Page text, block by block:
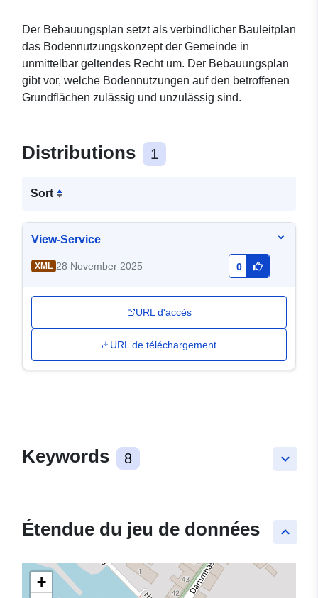
Der Bebauungsplan setzt als verbindlicher Bauleitplan
das Bodennutzungskonzept der Gemeinde in
unmittelbar geltendes Recht um. Der Bebauungsplan
gibt vor, welche Bodennutzungen auf den betroffenen
Grundflächen zulässig und unzulässig sind.
Distributions 1
Sort
View-Service
XML 28 November 2025 0
URL d'accès
URL de téléchargement
keyboard_arrow_down
Keywords 8
keyboard_arrow_up
Étendue du jeu de données
+